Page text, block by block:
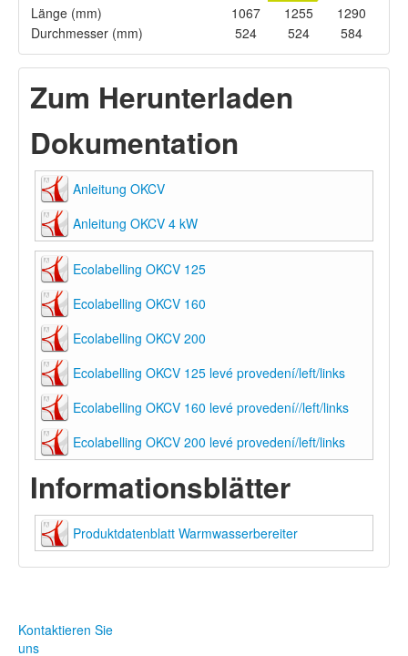
Länge (mm)
1067 1255
1290
Durchmesser (mm)
524 524 584
Zum Herunterladen
Dokumentation
Anleitung OKCV
Anleitung OKCV 4 kW
Ecolabelling OKCV 125
Ecolabelling OKCV 160
Ecolabelling OKCV 200
Ecolabelling OKCV 125 levé provedení/left/links
Ecolabelling OKCV 160 levé provedení//left/links
Ecolabelling OKCV 200 levé provedení/left/links
Informationsblätter
Produktdatenblatt Warmwasserbereiter
Kontaktieren Sie
uns